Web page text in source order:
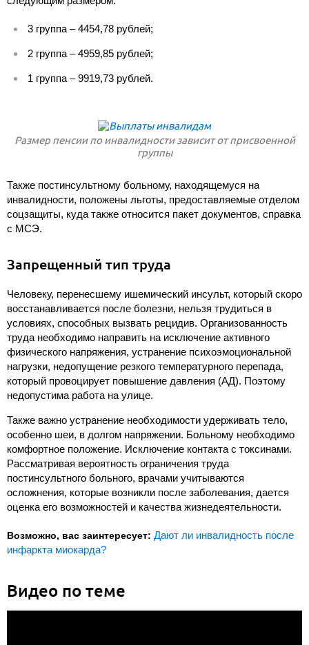
3 группа – 4454,78 рублей;
2 группа – 4959,85 рублей;
1 группа – 9919,73 рублей.
Размер пенсии по инвалидности зависит от присвоенной
группы
Также постинсультному больному, находящемуся на
инвалидности, положены льготы, предоставляемые отделом
соцзащиты, куда также относится пакет документов, справка
с МСЭ.
Запрещенный тип труда
Человеку, перенесшему ишемический инсульт, который скоро
восстанавливается после болезни, нельзя трудиться в
условиях, способных вызвать рецидив. Организованность
труда необходимо направить на исключение активного
физического напряжения, устранение психоэмоциональной
нагрузки, недопущение резкого температурного перепада,
который провоцирует повышение давления (АД). Поэтому
недопустима работа на улице.
Также важно устранение необходимости удерживать тело,
особенно шеи, в долгом напряжении. Больному необходимо
комфортное положение. Исключение контакта с токсинами.
Рассматривая вероятность ограничения труда
постинсультного больного, врачами учитываются
осложнения, которые возникли после заболевания, дается
оценка его возможностей и качества жизнедеятельности.
Возможно, вас заинтересует: Дают ли инвалидность после
инфаркта миокарда?
Видео по теме